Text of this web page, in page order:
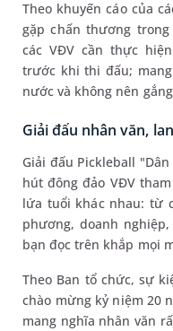
Theo khuyến cáo của
gặp chấn thương
các VĐV cần thực
trước khi thi đấu;
nước và không nên
Giải đấu nhân văn,
Giải đấu Pickleball
hút đông đảo VĐV
lứa tuổi khác nhau: từ
phương, doanh
bạn đọc trên khắp mọi
Theo Ban tổ chức, sự
chào mừng kỷ niệm 20
mang nghĩa nhân văn